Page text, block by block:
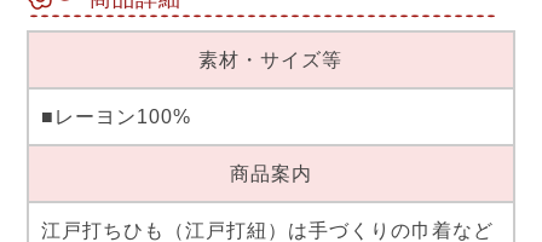
素材・サイズ等
■レーヨン100%
商品案内
江戸打ちひも（江戸打紐）は手づくりの巾着など